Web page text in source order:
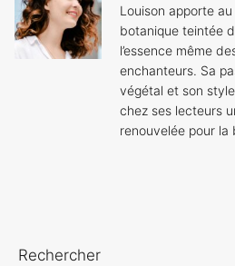
Louison apporte
botanique teintée
l’essence même
enchanteurs. Sa
végétal et son
chez ses lecteurs
renouvelée pour la
Rechercher